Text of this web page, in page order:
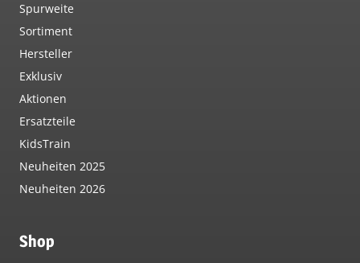
Spurweite
Sortiment
Hersteller
Exklusiv
Aktionen
Ersatzteile
KidsTrain
Neuheiten 2025
Neuheiten 2026
Shop